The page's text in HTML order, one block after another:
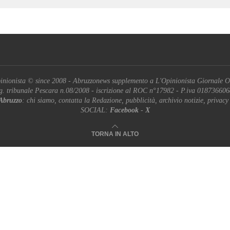
© since 2008 - Abruzzonews supplemento a L'Opinionista Giornale
tribunale Pescara n.08/2008 - iscrizione al ROC n°17982 - P.iva
: chi siamo, contatta la Redazione, pubblicità, archivio notizie, privacy
SOCIAL: Facebook- X
TORNA IN ALTO